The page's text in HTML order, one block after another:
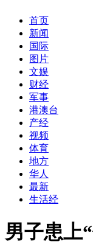
首页
新闻
国际
图片
文娱
财经
军事
港澳台
产经
视频
体育
地方
华人
最新
生活经
男子患上